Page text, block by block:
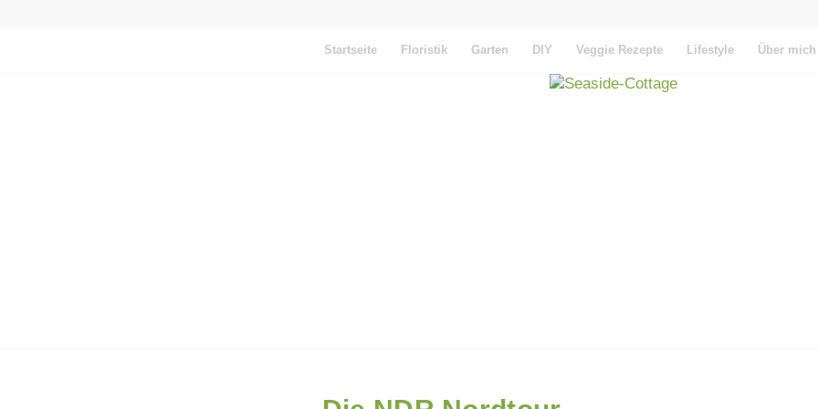
Startseite Floristik Garten DIY Veggie Rezepte Lifestyle Über mich